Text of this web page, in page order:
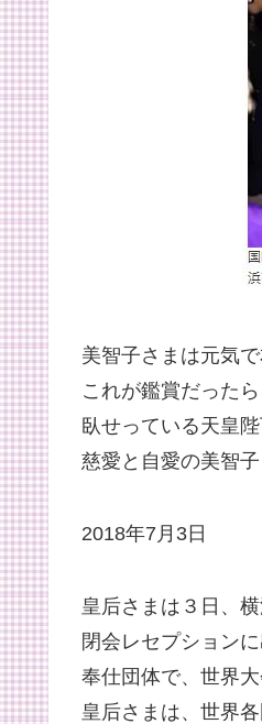
美智子さまは元気
これが鑑賞だった
臥せっている天皇
慈愛と自愛の美智
2018年7月3日
皇后さまは３日、
閉会レセプション
奉仕団体で、世界
皇后さまは、世界